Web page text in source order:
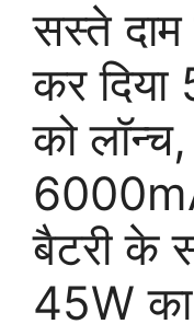
सस्ते
कर दिया
को
बैटरी के
45W का